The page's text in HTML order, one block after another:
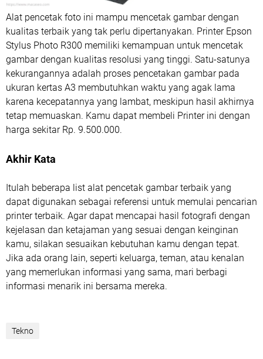
Alat pencetak foto ini mampu mencetak gambar dengan
kualitas terbaik yang tak perlu dipertanyakan. Printer Epson
Stylus Photo R300 memiliki kemampuan untuk mencetak
gambar dengan kualitas resolusi yang tinggi. Satu-satunya
kekurangannya adalah proses pencetakan gambar pada
ukuran kertas A3 membutuhkan waktu yang agak lama
karena kecepatannya yang lambat, meskipun hasil akhirnya
tetap memuaskan. Kamu dapat membeli Printer ini dengan
harga sekitar Rp. 9.500.000.
Akhir Kata
Itulah beberapa list alat pencetak gambar terbaik yang
dapat digunakan sebagai referensi untuk memulai pencarian
printer terbaik. Agar dapat mencapai hasil fotografi dengan
kejelasan dan ketajaman yang sesuai dengan keinginan
kamu, silakan sesuaikan kebutuhan kamu dengan tepat.
Jika ada orang lain, seperti keluarga, teman, atau kenalan
yang memerlukan informasi yang sama, mari berbagi
informasi menarik ini bersama mereka.
Tekno